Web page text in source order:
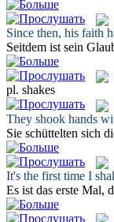
Since then, his faith
Seitdem ist sein
pl. shakes
They shook hands
Sie schüttelten sich
It's the first time I
Es ist das erste Mal,